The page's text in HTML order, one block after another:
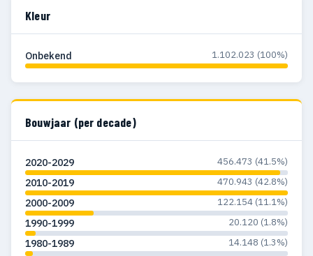
Kleur
Onbekend 1.102.023 (100%)
Bouwjaar (per decade)
2020-2029 456.473 (41.5%)
2010-2019 470.943 (42.8%)
2000-2009 122.154 (11.1%)
1990-1999 20.120 (1.8%)
1980-1989 14.148 (1.3%)